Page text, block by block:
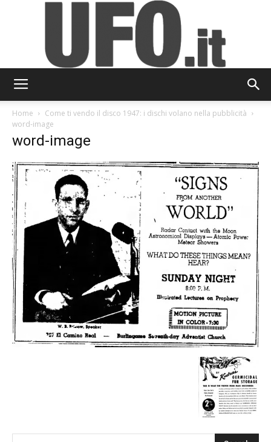
Home
Come ti vendo il disco 1947: i dischi volano nella pubblicità
word-image
word-image